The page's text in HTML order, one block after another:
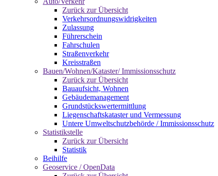
Zurück zur Übersicht
Verkehrsordnungswidrigkeiten
Zulassung
Führerschein
Fahrschulen
Straßenverkehr
Kreisstraßen
Bauen/Wohnen/Kataster/ Immissionsschutz
Zurück zur Übersicht
Bauaufsicht, Wohnen
Gebäudemanagement
Grundstückswertermittlung
Liegenschaftskataster und Vermessung
Untere Umweltschutzbehörde / Immissionsschutz
Statistikstelle
Zurück zur Übersicht
Statistik
Beihilfe
Geoservice / OpenData